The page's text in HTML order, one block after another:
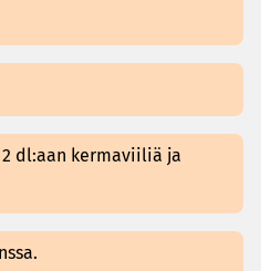
2 dl:aan kermaviiliä ja